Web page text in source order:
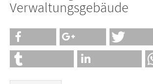
Verwaltungsgebäude